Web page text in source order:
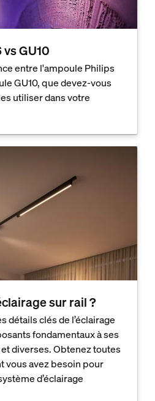
GU10
entre l'ampoule Philips
GU10, que devez-vous
utiliser dans votre
sur rail ?
détails clés de l’éclairage
fondamentaux à ses
diverses. Obtenez toutes
vous avez besoin pour
d’éclairage